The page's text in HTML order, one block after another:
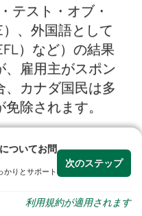
テスト・オブ・
、外国語として
）など）の結果
、雇用主がスポン
、カナダ国民は多
除されます。
有の要件がありま
ザでは、指定職種
ついてお問
かりとサポート
次のステップ
利用規約が適用されます